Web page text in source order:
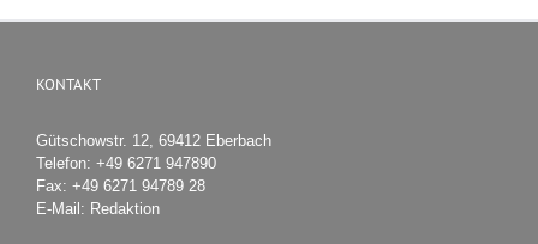
KONTAKT
Gütschowstr. 12, 69412 Eberbach
Telefon: +49 6271 947890
Fax: +49 6271 94789 28
E-Mail: Redaktion